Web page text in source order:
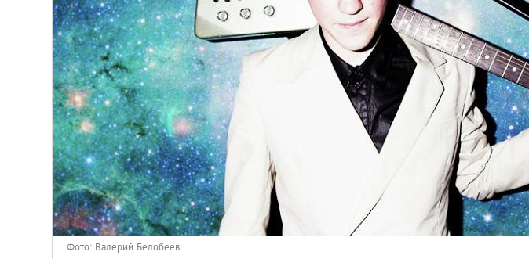
Лондон
Лос-Анджелес
Москва
Париж
Паттайя
Пхукет
Фото: Валерий Белобеев